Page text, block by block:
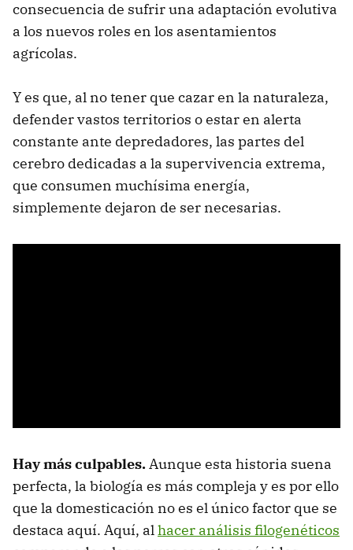
consecuencia de sufrir una adaptación evolutiva
a los nuevos roles en los asentamientos
agrícolas.
Y es que, al no tener que cazar en la naturaleza,
defender vastos territorios o estar en alerta
constante ante depredadores, las partes del
cerebro dedicadas a la supervivencia extrema,
que consumen muchísima energía,
simplemente dejaron de ser necesarias.
Hay más culpables.Aunque esta historia suena
perfecta, la biología es más compleja y es por ello
que la domesticación no es el único factor que se
destaca aquí. Aquí, alhacer análisis filogenéticos